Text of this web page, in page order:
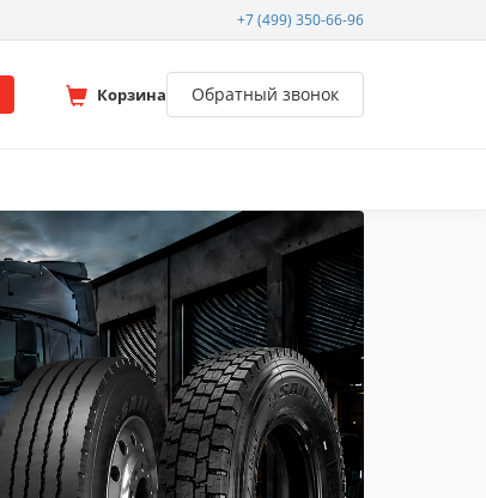
+7 (499) 350-66-96
Корзина Обратный звонок